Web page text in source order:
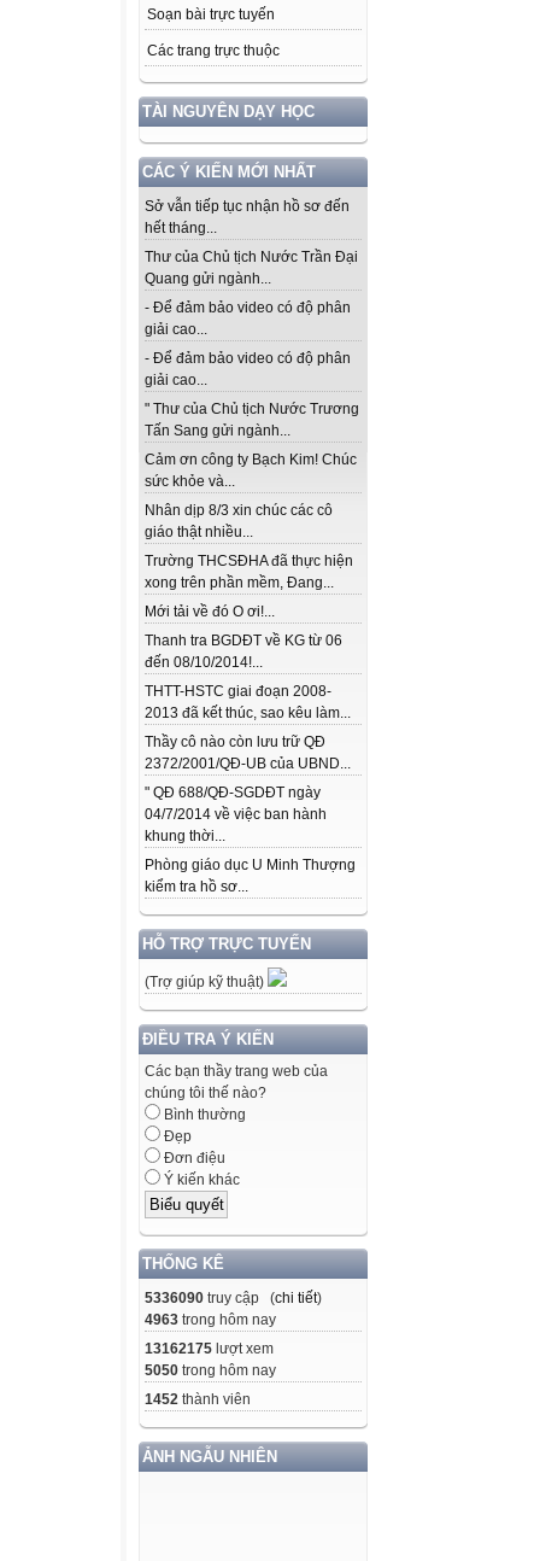
Soạn bài trực tuyến
Các trang trực thuộc
TÀI NGUYÊN DẠY HỌC
CÁC Ý KIẾN MỚI NHẤT
Sở vẫn tiếp tục nhận hồ sơ đến
hết tháng...
Thư của Chủ tịch Nước Trần Đại
Quang gửi ngành...
- Để đảm bảo video có độ phân
giải cao...
- Để đảm bảo video có độ phân
giải cao...
" Thư của Chủ tịch Nước Trương
Tấn Sang gửi ngành...
Cảm ơn công ty Bạch Kim! Chúc
sức khỏe và...
Nhân dịp 8/3 xin chúc các cô
giáo thật nhiều...
Trường THCSĐHA đã thực hiện
xong trên phần mềm, Đang...
Mới tải về đó O ơi!...
Thanh tra BGDĐT về KG từ 06
đến 08/10/2014!...
THTT-HSTC giai đoạn 2008-
2013 đã kết thúc, sao kêu làm...
Thầy cô nào còn lưu trữ QĐ
2372/2001/QĐ-UB của UBND...
" QĐ 688/QĐ-SGDĐT ngày
04/7/2014 về việc ban hành
khung thời...
Phòng giáo dục U Minh Thượng
kiểm tra hồ sơ...
HỖ TRỢ TRỰC TUYẾN
(Trợ giúp kỹ thuật)
ĐIỀU TRA Ý KIẾN
Các bạn thầy trang web của
chúng tôi thế nào?
Bình thường
Đẹp
Đơn điệu
Ý kiến khác
THỐNG KÊ
5336090 truy cập (chi tiết)
4963 trong hôm nay
13162175 lượt xem
5050 trong hôm nay
1452 thành viên
ẢNH NGẪU NHIÊN